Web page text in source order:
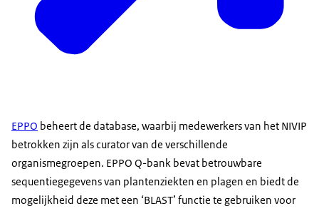
EPPO beheert de database, waarbij medewerkers van het NIVIP
betrokken zijn als curator van de verschillende
organismegroepen. EPPO Q-bank bevat betrouwbare
sequentiegegevens van plantenziekten en plagen en biedt de
mogelijkheid deze met een ‘BLAST’ functie te gebruiken voor